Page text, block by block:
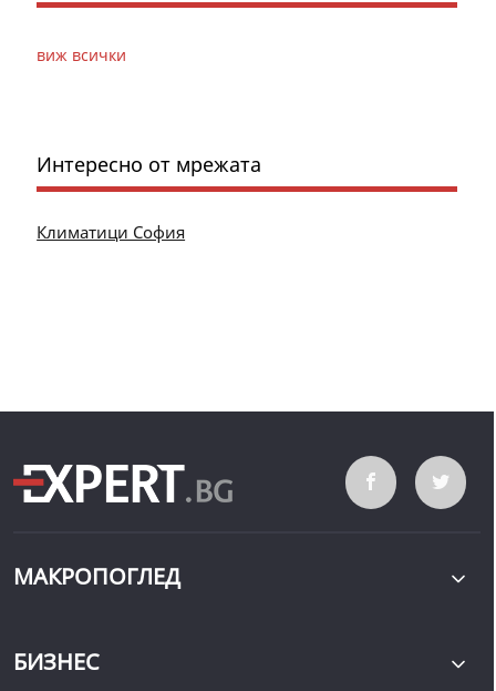
виж всички
Интересно от мрежата
Климатици София
МАКРОПОГЛЕД
БИЗНЕС